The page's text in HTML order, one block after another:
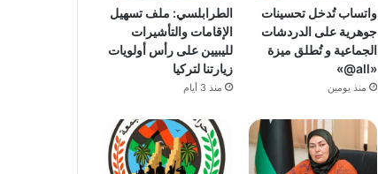
واتساب تُدخل تحسينات
جوهرية على الدردشات
الجماعية و تُطلق ميزة
«all@»
منذ يومين
الطرابلسي: ملف تسهيل
الإقامات والتأشيرات
لليبيين على رأس أولويات
زيارتنا لتركيا
منذ 3 أيام